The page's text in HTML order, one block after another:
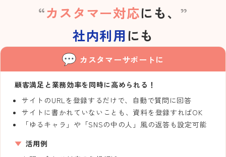
カスタマー対応にも、
社内利用にも
カスタマーサポートに
顧客満足と業務効率を同時に高められる！
サイトのURLを登録するだけで、自動で質問に回答
サイトに書かれていないことも、資料を登録すればOK
「ゆるキャラ」や「SNSの中の人」風の返答も設定可能
活用例